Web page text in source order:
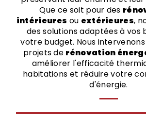
Que ce soit pour des
intérieures ou extérieures,
des solutions adaptées à vos
votre budget. Nous intervenons
projets de rénovation
améliorer l'efficacité
habitations et réduire votre
d'énergie.